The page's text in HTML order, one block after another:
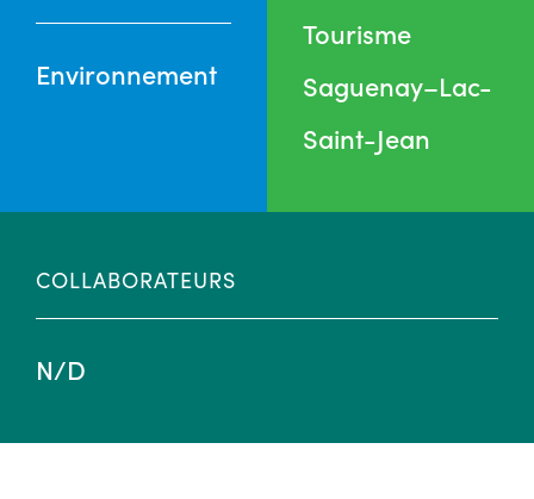
Environnement
Tourisme
Saguenay–Lac-
Saint-Jean
COLLABORATEURS
N/D